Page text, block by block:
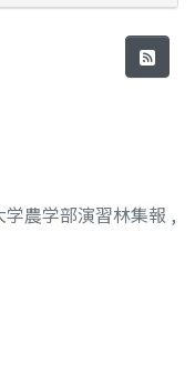
学農学部演習林集報 ,